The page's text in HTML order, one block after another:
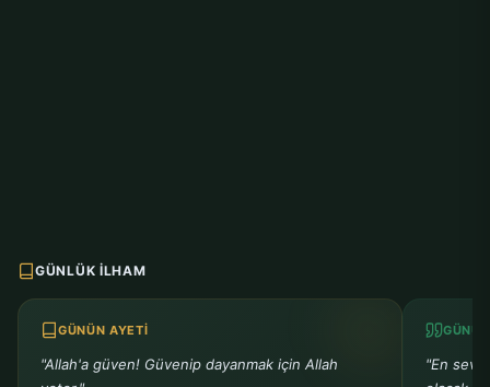
GÜNLÜK İLHAM
GÜNÜN AYETI
"Allah'a güven! Güvenip dayanmak için Allah
"En